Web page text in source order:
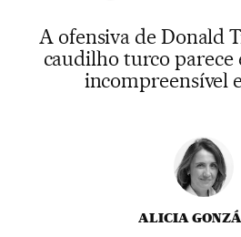
A ofensiva de Donald
caudilho turco parece
incompreensível
ALICIA